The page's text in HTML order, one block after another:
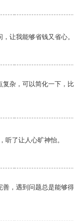
让我能够省钱又省心。
复杂，可以简化一下，
听了让人心旷神怡。
善，遇到问题总是能够